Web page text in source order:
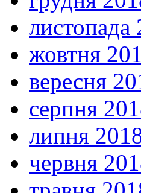
листопада
жовтня
вересня
серпня
липня
червня